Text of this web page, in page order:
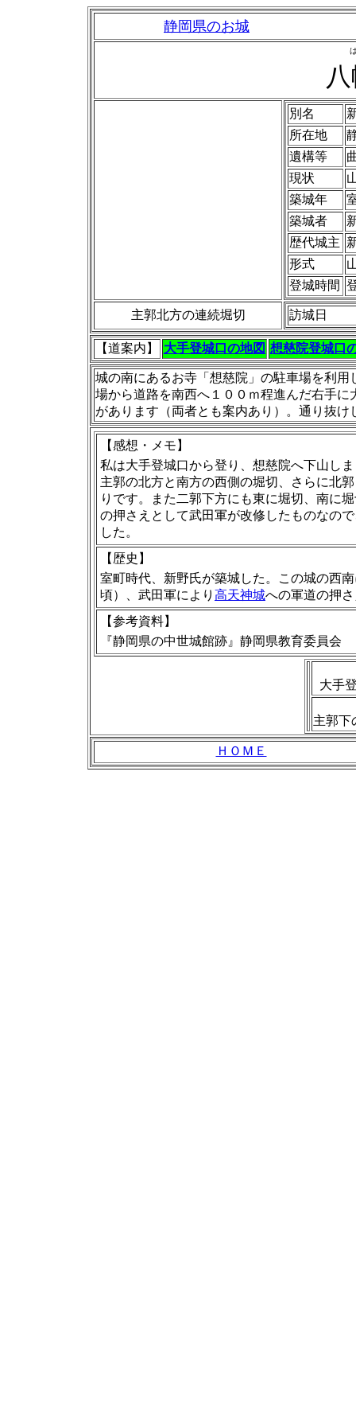
静岡県のお城
別名
所在地
遺構等
現状
築城年
築城者
歴代城主
形式
登城時間
主郭北方の連続堀切 訪城日
【道案内】 大手登城口の地図 想慈院登城口
城の南にあるお寺「想慈院」の駐車場を利
場から道路を南西へ１００ｍ程進んだ右手
があります（両者とも案内あり）。通り抜
【感想・メモ】
私は大手登城口から登り、想慈院へ下山し
主郭の北方と南方の西側の堀切、さらに北
りです。また二郭下方にも東に堀切、南に
の押さえとして武田軍が改修したものなの
した。
【歴史】
室町時代、新野氏が築城した。この城の西
頃）、武田軍により 高天神城への軍道の押
【参考資料】
『静岡県の中世城館跡』静岡県教育委員会
大手
主郭下
ＨＯＭＥ